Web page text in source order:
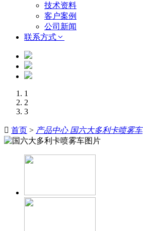
技术资料
客户案例
公司新闻
联系方式
1
2
3
 首页 > 产品中心 国六大多利卡喷雾车